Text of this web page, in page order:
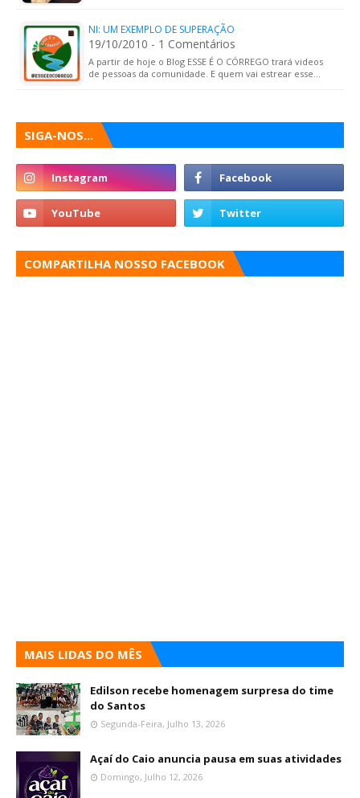
NI: UM EXEMPLO DE SUPERAÇÃO
19/10/2010 - 1 Comentários
A partir de hoje o Blog ESSE É O CÓRREGO trará videos
de pessoas da comunidade. E quem vai estrear esse…
SIGA-NOS...
COMPARTILHA NOSSO FACEBOOK
MAIS LIDAS DO MÊS
Edilson recebe homenagem surpresa do time
do Santos
Segunda-Feira, Julho 13, 2026
Açaí do Caio anuncia pausa em suas atividades
Domingo, Julho 12, 2026